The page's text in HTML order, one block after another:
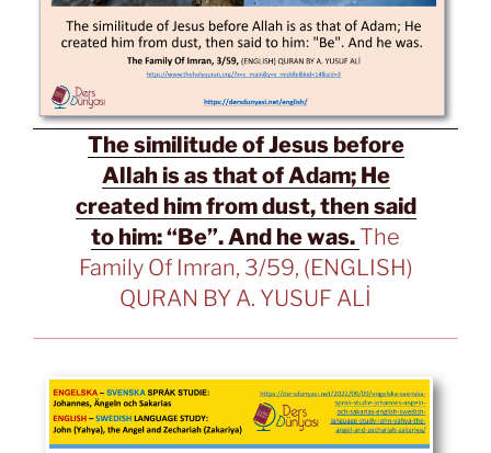
The similitude of Jesus before
Allah is as that of Adam; He
created him from dust, then said
to him: “Be”. And he was. The
Family Of Imran, 3/59, (ENGLISH)
QURAN BY A. YUSUF ALİ